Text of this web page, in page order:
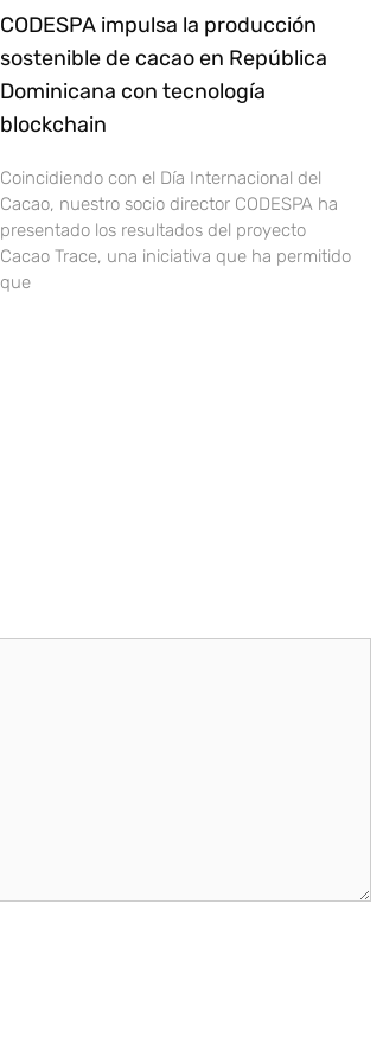
CODESPA impulsa la producción
sostenible de cacao en República
Dominicana con tecnología
blockchain
Coincidiendo con el Día Internacional del
Cacao, nuestro socio director CODESPA ha
presentado los resultados del proyecto
Cacao Trace, una iniciativa que ha permitido
que